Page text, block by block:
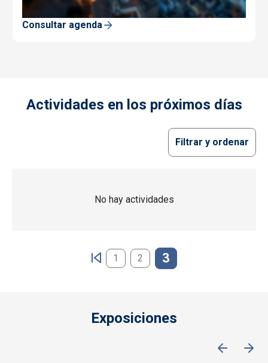
Consultar agenda
Actividades en los próximos días
Filtrar y ordenar
No hay actividades
1 2 3
Exposiciones